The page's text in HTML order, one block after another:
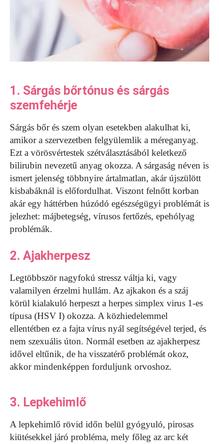
1. Sárgás bőrtónus és sárgás
szemfehérje
Sárgás bőr és szem olyan esetekben alakulhat ki,
amikor a szervezetben felgyülemlik a méreganyag.
Ezt a vörösvértestek szétválasztásából keletkező
bilirubin nevezetű anyag okozza. A sárgaság néven is
ismert jelenség többnyire ártalmatlan, akár újszülött
kisbabáknál is előfordulhat. Viszont felnőtt korban
akár egy háttérben húzódó egészségügyi problémát is
jelezhet: májbetegség, vírusos fertőzés, epehólyag
problémák.
2. Ajakherpesz
Legtöbbször nagyfokú stressz váltja ki, vagy
valamilyen érzelmi hullám. Az ajkakon és a száj
körül kialakuló herpeszt a herpes simplex virus 1-es
típusa (HSV I) okozza. A közhiedelemmel
ellentétben ez a fajta vírus nyál segítségével terjed, és
nem szexuális úton. Normál esetben az ajakherpesz
idővel eltűnik, de ha visszatérő problémát okoz,
akkor mindenképpen forduljunk orvoshoz.
3. Lepkehimlő
A lepkehimlő rövid időn belül gyógyuló, pirosas
kiütésekkel járó probléma, mely főleg az arc két